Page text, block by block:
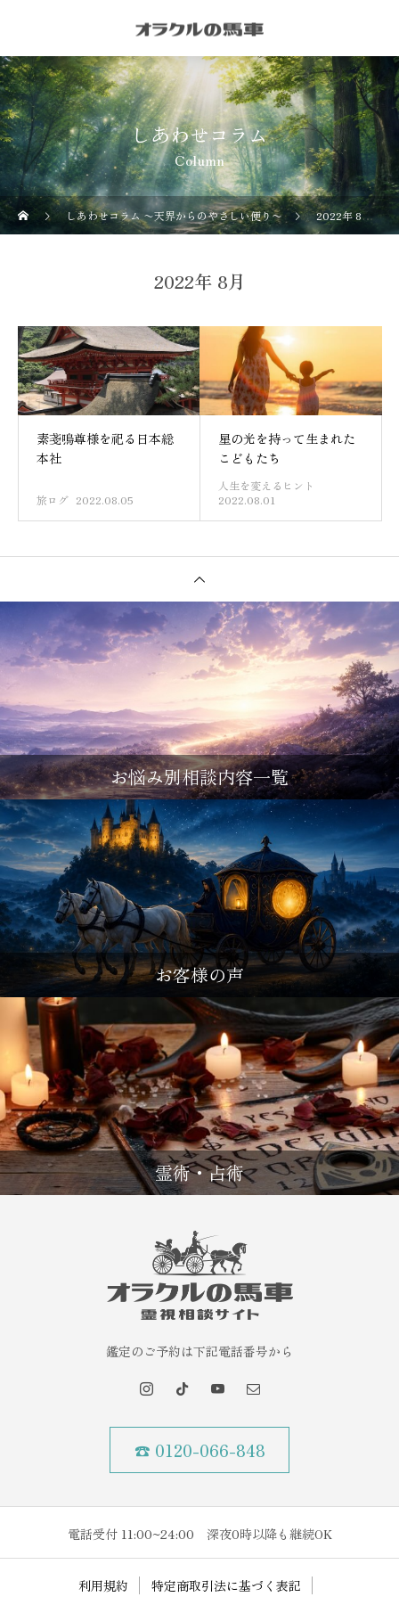
しあわせコラム
Column
しあわせコラム 〜天界からのやさしい便り〜 2022年 8月の記事一覧
2022年 8月
素戔嗚尊様を祀る日本総
本社
旅ログ 2022.08.05
星の光を持って生まれた
こどもたち
人生を変えるヒント
2022.08.01
お悩み別相談内容一覧
お客様の声
霊術・占術
鑑定のご予約は下記電話番号から
☎ 0120-066-848
電話受付 11:00~24:00 深夜0時以降も継続OK
利用規約 特定商取引法に基づく表記